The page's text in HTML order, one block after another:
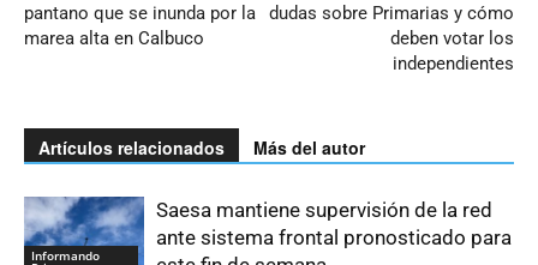
pantano que se inunda por la
marea alta en Calbuco
dudas sobre Primarias y cómo
deben votar los
independientes
Artículos relacionados Más del autor
Informando
Saesa mantiene supervisión de la red
ante sistema frontal pronosticado para